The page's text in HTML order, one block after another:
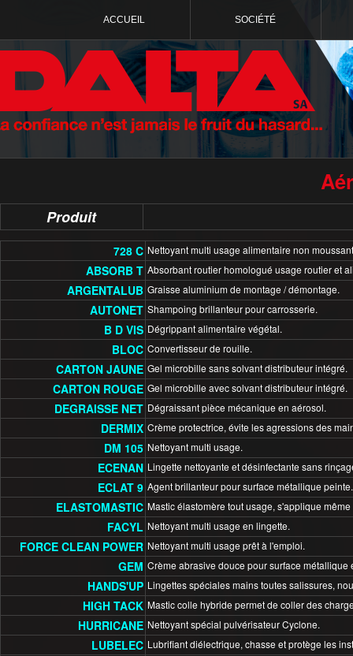
ACCUEIL SOCIÉTÉ
Produit
728 C Nettoyant multi usage alimentaire non
ABSORB T Absorbant routier homologué usage routier et
ARGENTALUB Graisse aluminium de montage / démontage.
AUTONET Shampoing brillanteur pour carrosserie.
B D VIS Dégrippant alimentaire végétal.
BLOC Convertisseur de rouille.
CARTON JAUNE Gel microbille sans solvant distributeur intégré.
CARTON ROUGE Gel microbille avec solvant distributeur intégré.
DEGRAISSE NET Dégraissant pièce mécanique en aérosol.
DERMIX Crème protectrice, évite les agressions des
DM 105 Nettoyant multi usage.
ECENAN Lingette nettoyante et désinfectante sans
ECLAT 9 Agent brillanteur pour surface métallique peinte.
ELASTOMASTIC Mastic élastomère tout usage, s'applique
FACYL Nettoyant multi usage en lingette.
FORCE CLEAN POWER Nettoyant multi usage prêt à l'emploi.
GEM Crème abrasive douce pour surface métallique
HANDS'UP Lingettes spéciales mains toutes salissures,
HIGH TACK Mastic colle hybride permet de coller des
HURRICANE Nettoyant spécial pulvérisateur Cyclone.
LUBELEC Lubrifiant diélectrique, chasse et protège les